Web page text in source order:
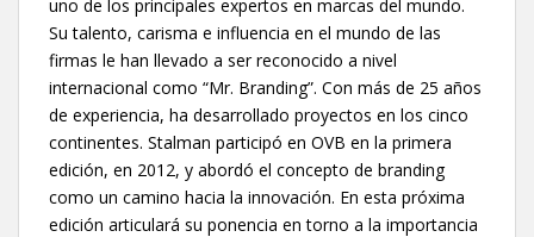
uno de los principales expertos en marcas del mundo.
Su talento, carisma e influencia en el mundo de las
firmas le han llevado a ser reconocido a nivel
internacional como “Mr. Branding”. Con más de 25 años
de experiencia, ha desarrollado proyectos en los cinco
continentes. Stalman participó en OVB en la primera
edición, en 2012, y abordó el concepto de branding
como un camino hacia la innovación. En esta próxima
edición articulará su ponencia en torno a la importancia